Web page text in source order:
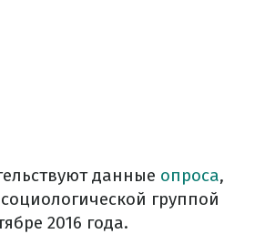
данные опроса,
группой
2016 года.